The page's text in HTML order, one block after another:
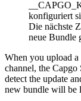
konfiguriert
Die nächste
neue Bundle
When you upload a
channel, the
detect the update
new bundle will be